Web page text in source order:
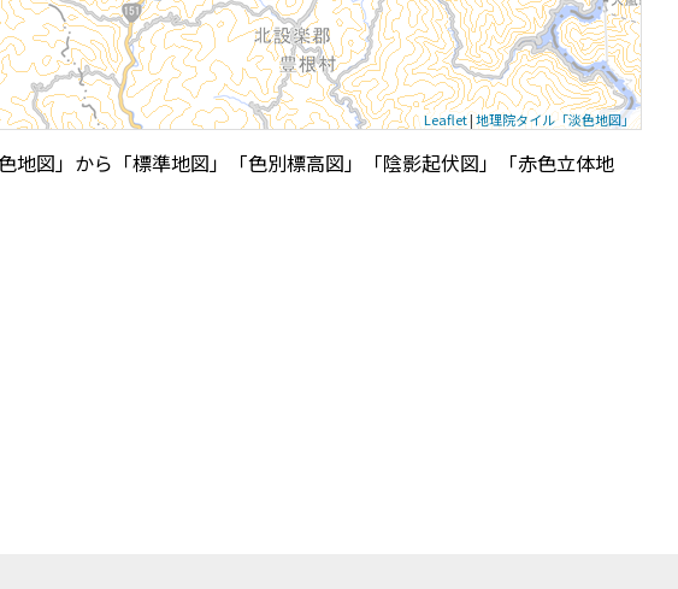
Leaflet|地理院タイル「淡色地図」
図」から「標準地図」「色別標高図」「陰影起伏図」「赤色立体地